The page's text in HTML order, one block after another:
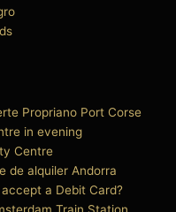
Propriano Port Corse
in evening
Centre
de alquiler Andorra
a Debit Card?